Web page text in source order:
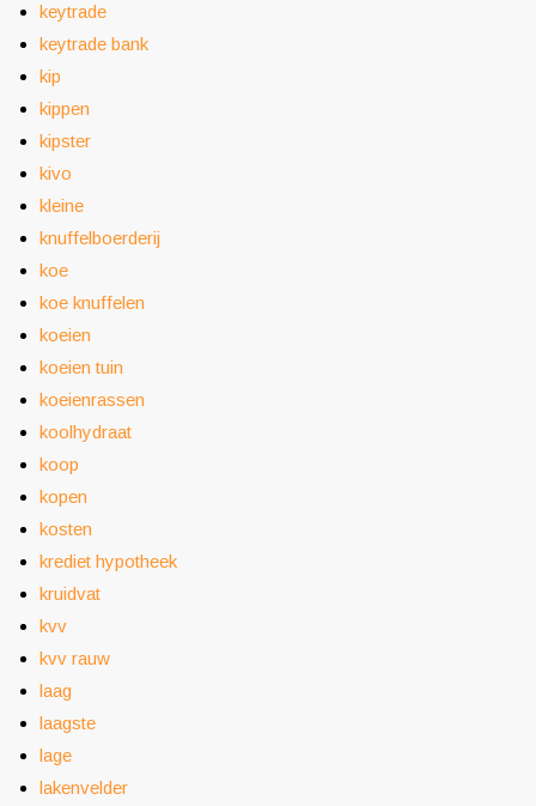
keytrade
keytrade bank
kip
kippen
kipster
kivo
kleine
knuffelboerderij
koe
koe knuffelen
koeien
koeien tuin
koeienrassen
koolhydraat
koop
kopen
kosten
krediet hypotheek
kruidvat
kvv
kvv rauw
laag
laagste
lage
lakenvelder